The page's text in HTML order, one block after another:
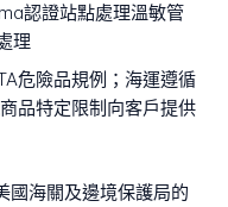
認證站點處理溫敏管
理
危險品規例；海運遵循
品特定限制向客戶提供
國海關及邊境保護局的